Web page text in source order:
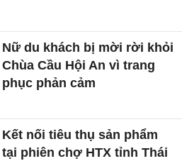
Nữ du khách bị mời rời khỏi
Chùa Cầu Hội An vì trang
phục phản cảm
Kết nối tiêu thụ sản phẩm
tại phiên chợ HTX tỉnh Thái